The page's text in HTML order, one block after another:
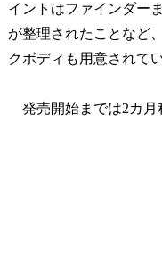
イントはファインダー
が整理されたことなど
クボディも用意されて
発売開始までは2カ月